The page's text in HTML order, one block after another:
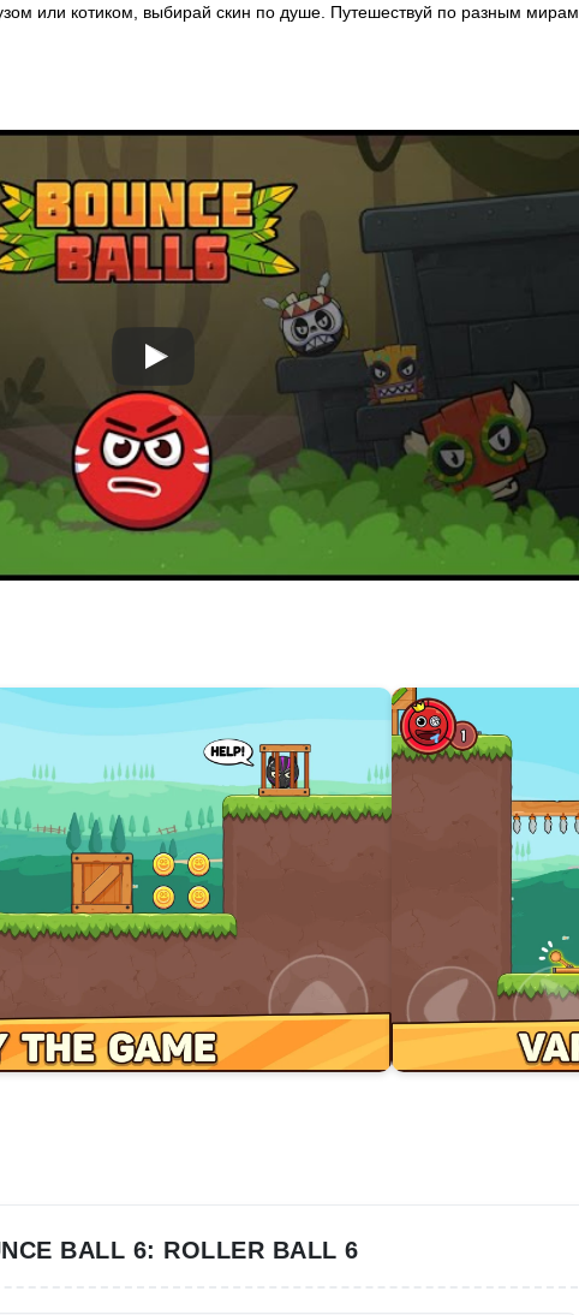
или котиком, выбирай скин по душе. Путешествуй по разным мирам,
BALL 6: ROLLER BALL 6